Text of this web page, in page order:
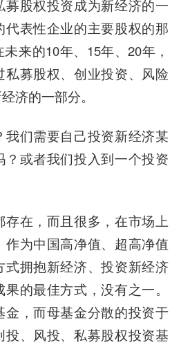
募股权投资成为新经济的一
表性企业的主要股权的那
来的10年、15年、20年，
私募股权、创业投资、风险
济的一部分。
们需要自己投资新经济某
或者我们投入到一个投资
在，而且很多，在市场上
作为中国高净值、超高净值
式拥抱新经济、投资新经济
的最佳方式，没有之一。
金，而母基金分散的投资于
、风投、私募股权投资基